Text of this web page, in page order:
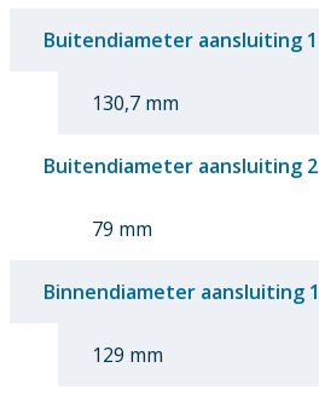
Buitendiameter aansluiting 1
130,7 mm
Buitendiameter aansluiting 2
79 mm
Binnendiameter aansluiting 1
129 mm